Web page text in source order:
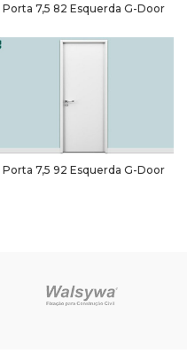
Porta 7,5 82 Esquerda G-Door
Porta 7,5 92 Esquerda G-Door